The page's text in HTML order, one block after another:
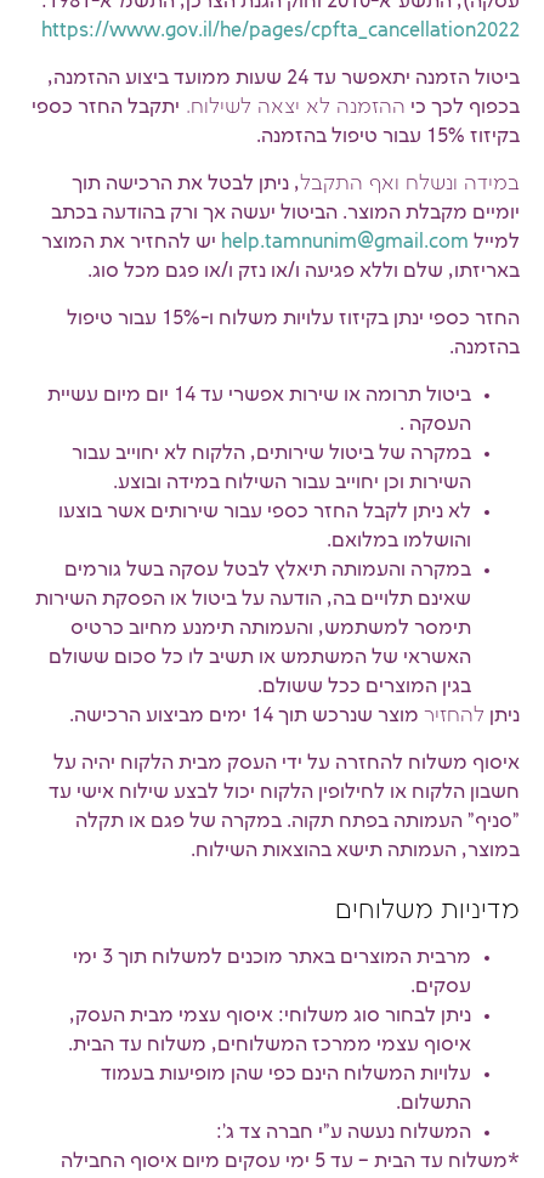
https://www.gov.il/he/pages/cpfta_cancellation2022
ביטול הזמנה יתאפשר עד 24 שעות ממועד ביצוע ההזמנה,
בכפוף לכך כי ההזמנה לא יצאה לשילוח. יתקבל החזר כספי
בקיזוז 15% עבור טיפול בהזמנה.
במידה ונשלח ואף התקבל, ניתן לבטל את הרכישה תוך
יומיים מקבלת המוצר. הביטול יעשה אך ורק בהודעה בכתב
למייל help.tamnunim@gmail.com יש להחזיר את המוצר
באריזתו, שלם וללא פגיעה ו/או נזק ו/או פגם מכל סוג.
החזר כספי ינתן בקיזוז עלויות משלוח ו-15% עבור טיפול
בהזמנה.
ביטול תרומה או שירות אפשרי עד 14 יום מיום עשיית
העסקה .
במקרה של ביטול שירותים, הלקוח לא יחוייב עבור
השירות וכן יחוייב עבור השילוח במידה ובוצע.
לא ניתן לקבל החזר כספי עבור שירותים אשר בוצעו
והושלמו במלואם.
במקרה והעמותה תיאלץ לבטל עסקה בשל גורמים
שאינם תלויים בה, הודעה על ביטול או הפסקת השירות
תימסר למשתמש, והעמותה תימנע מחיוב כרטיס
האשראי של המשתמש או תשיב לו כל סכום ששולם
בגין המוצרים ככל ששולם.
ניתן להחזיר מוצר שנרכש תוך 14 ימים מביצוע הרכישה.
איסוף משלוח להחזרה על ידי העסק מבית הלקוח יהיה על
חשבון הלקוח או לחילופין הלקוח יכול לבצע שילוח אישי עד
"סניף" העמותה בפתח תקוה. במקרה של פגם או תקלה
במוצר, העמותה תישא בהוצאות השילוח.
מדיניות משלוחים
מרבית המוצרים באתר מוכנים למשלוח תוך 3 ימי
עסקים.
ניתן לבחור סוג משלוחי: איסוף עצמי מבית העסק,
איסוף עצמי ממרכז המשלוחים, משלוח עד הבית.
עלויות המשלוח הינם כפי שהן מופיעות בעמוד
התשלום.
המשלוח נעשה ע"י חברה צד ג':
*משלוח עד הבית – עד 5 ימי עסקים מיום איסוף החבילה